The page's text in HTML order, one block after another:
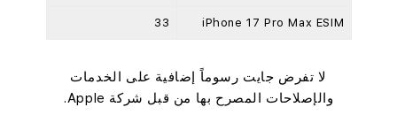
iPhone 17 Pro Max ESIM
33
لا تفرض جايت رسوماً إضافية على الخدمات
والإصلاحات المصرح بها من قبل شركة Apple.